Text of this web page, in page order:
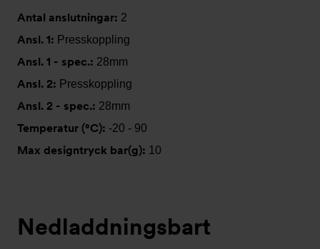
Antal anslutningar: 2
Ansl. 1: Presskoppling
Ansl. 1 - spec.: 28mm
Ansl. 2: Presskoppling
Ansl. 2 - spec.: 28mm
Temperatur (°C): -20 - 90
Max designtryck bar(g): 10
Nedladdningsbart